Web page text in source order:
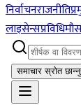
निर्वाचनराजनीति
लाइसेन्सप्रविधि
समाचार स्रोत